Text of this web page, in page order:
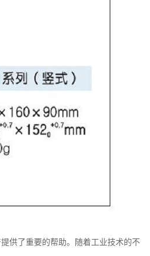
供了重要的帮助。随着工业技术的不